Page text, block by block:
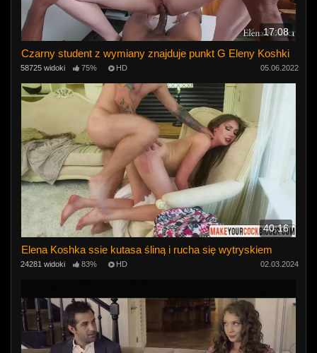
17:08
Czarny student z wymiany znajduje punkt G Eleny Koshki
58725 widoki 75% HD 05.06.2022
40:16
Elena Koshka ssie kutasa śliną i rucha się wytryskiem
24281 widoki 83% HD 02.03.2024